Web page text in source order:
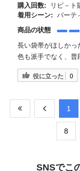
購入回数:
リピ－ト
着用シーン: パーテ
商品の状態
長い袋帯がほしかっ
色も派手でなく、普
役に立った 0
​1
​8
SNSでこ